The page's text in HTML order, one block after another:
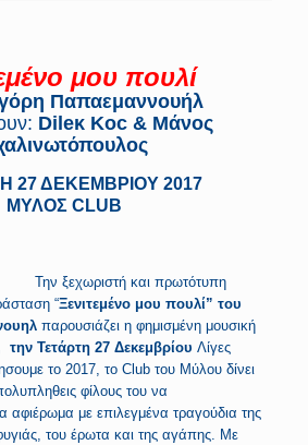
μου πουλί
Παπαεμαννουήλ
Dileκ Koc & Μάνος
27 ΔΕΚΕΜΒΡΙΟΥ 2017
ΜΥΛΟΣ CLUB
Την ξεχωριστή και πρωτότυπη
“Ξενιτεμένο μου πουλί” του
παρουσιάζει η φημισμένη μουσική
Τετάρτη 27 Δεκεμβρίου Λίγες
το 2017, το Club του Μύλου δίνει
φίλους του να
με επιλεγμένα τραγούδια της
του έρωτα και της αγάπης. Με